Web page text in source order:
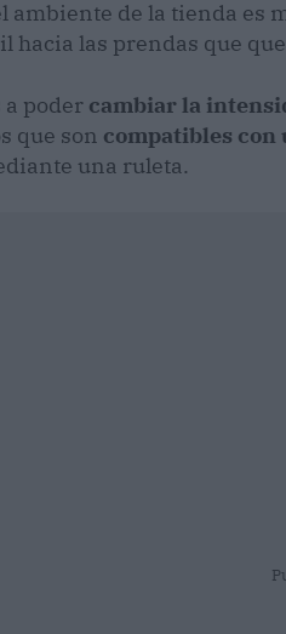
ambiente de la tienda
hacia las prendas que
poder cambiar la
que son compatibles con
una ruleta.